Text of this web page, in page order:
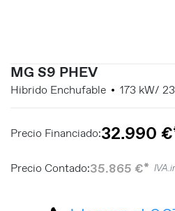
MG S9 PHEV
Hibrido Enchufable 173 kW/
Precio Financiado:32.990
Precio Contado:35.865 €*